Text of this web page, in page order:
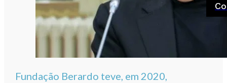
Fundação Berardo teve, em 2020,